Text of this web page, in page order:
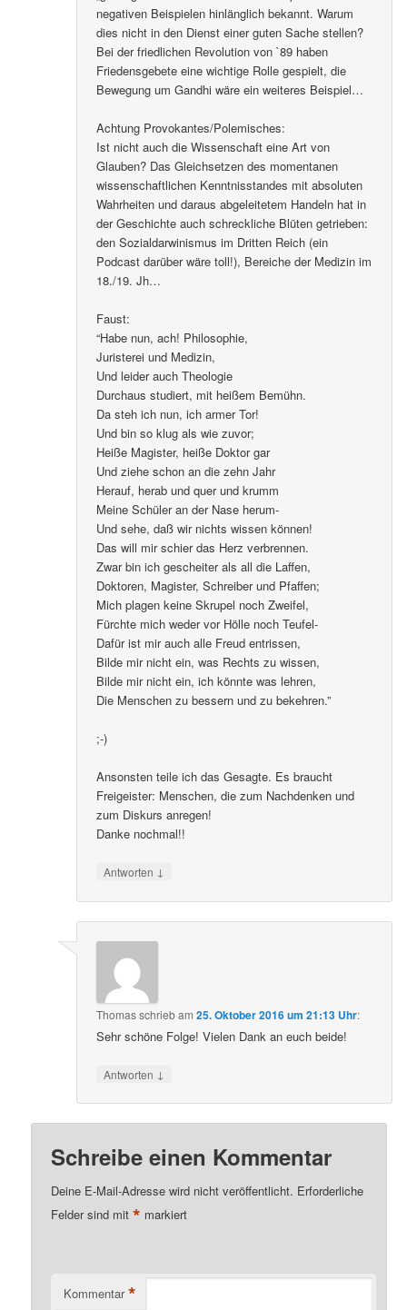
negativen Beispielen hinlänglich bekannt. Warum
dies nicht in den Dienst einer guten Sache stellen?
Bei der friedlichen Revolution von `89 haben
Friedensgebete eine wichtige Rolle gespielt, die
Bewegung um Gandhi wäre ein weiteres Beispiel…
Achtung Provokantes/Polemisches:
Ist nicht auch die Wissenschaft eine Art von
Glauben? Das Gleichsetzen des momentanen
wissenschaftlichen Kenntnisstandes mit absoluten
Wahrheiten und daraus abgeleitetem Handeln hat in
der Geschichte auch schreckliche Blüten getrieben:
den Sozialdarwinismus im Dritten Reich (ein
Podcast darüber wäre toll!), Bereiche der Medizin im
18./19. Jh…
Faust:
“Habe nun, ach! Philosophie,
Juristerei und Medizin,
Und leider auch Theologie
Durchaus studiert, mit heißem Bemühn.
Da steh ich nun, ich armer Tor!
Und bin so klug als wie zuvor;
Heiße Magister, heiße Doktor gar
Und ziehe schon an die zehn Jahr
Herauf, herab und quer und krumm
Meine Schüler an der Nase herum-
Und sehe, daß wir nichts wissen können!
Das will mir schier das Herz verbrennen.
Zwar bin ich gescheiter als all die Laffen,
Doktoren, Magister, Schreiber und Pfaffen;
Mich plagen keine Skrupel noch Zweifel,
Fürchte mich weder vor Hölle noch Teufel-
Dafür ist mir auch alle Freud entrissen,
Bilde mir nicht ein, was Rechts zu wissen,
Bilde mir nicht ein, ich könnte was lehren,
Die Menschen zu bessern und zu bekehren.”
;-)
Ansonsten teile ich das Gesagte. Es braucht
Freigeister: Menschen, die zum Nachdenken und
zum Diskurs anregen!
Danke nochmal!!
Antworten ↓
Thomasschriebam25. Oktober 2016 um 21:13 Uhr:
Sehr schöne Folge! Vielen Dank an euch beide!
Antworten ↓
Schreibe einen Kommentar
Deine E-Mail-Adresse wird nicht veröffentlicht. Erforderliche
Felder sind mit* markiert
Kommentar *